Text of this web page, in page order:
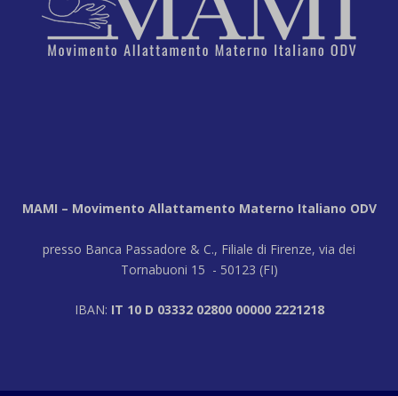
MAMI – Movimento Allattamento Materno Italiano ODV
presso Banca Passadore & C., Filiale di Firenze, via dei
Tornabuoni 15 - 50123 (FI)
IBAN: IT 10 D 03332 02800 00000 2221218